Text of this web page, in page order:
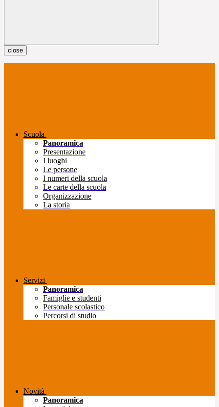
close
Scuola
Panoramica
Presentazione
I luoghi
Le persone
I numeri della scuola
Le carte della scuola
Organizzazione
La storia
Servizi
Panoramica
Famiglie e studenti
Personale scolastico
Percorsi di studio
Novità
Panoramica